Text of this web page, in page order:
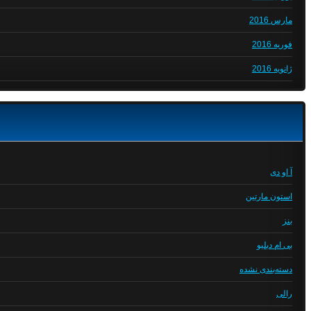
مارس 2016
فوریه 2016
ژانویه 2016
آ او دی
استون مارتین
بنز
بی ام دبلیو
دسته‌بندی نشده
رالی